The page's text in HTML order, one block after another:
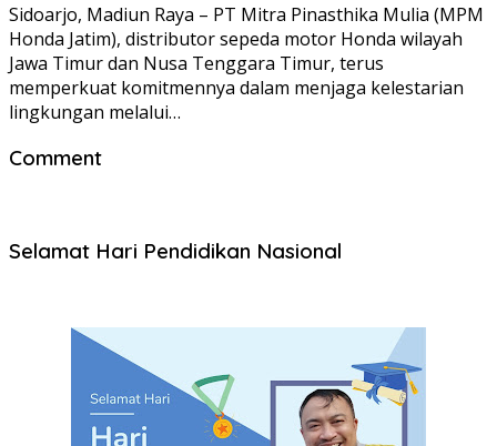
Sidoarjo, Madiun Raya – PT Mitra Pinasthika Mulia (MPM
Honda Jatim), distributor sepeda motor Honda wilayah
Jawa Timur dan Nusa Tenggara Timur, terus
memperkuat komitmennya dalam menjaga kelestarian
lingkungan melalui…
Comment
Selamat Hari Pendidikan Nasional